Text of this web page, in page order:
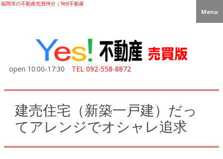
福岡市の不動産売買仲介｜Yes!不動産
open 10:00-17:30 TEL 092-558-8872
Menu
建売住宅（新築一戸建）だっ
てアレンジでオシャレ追求